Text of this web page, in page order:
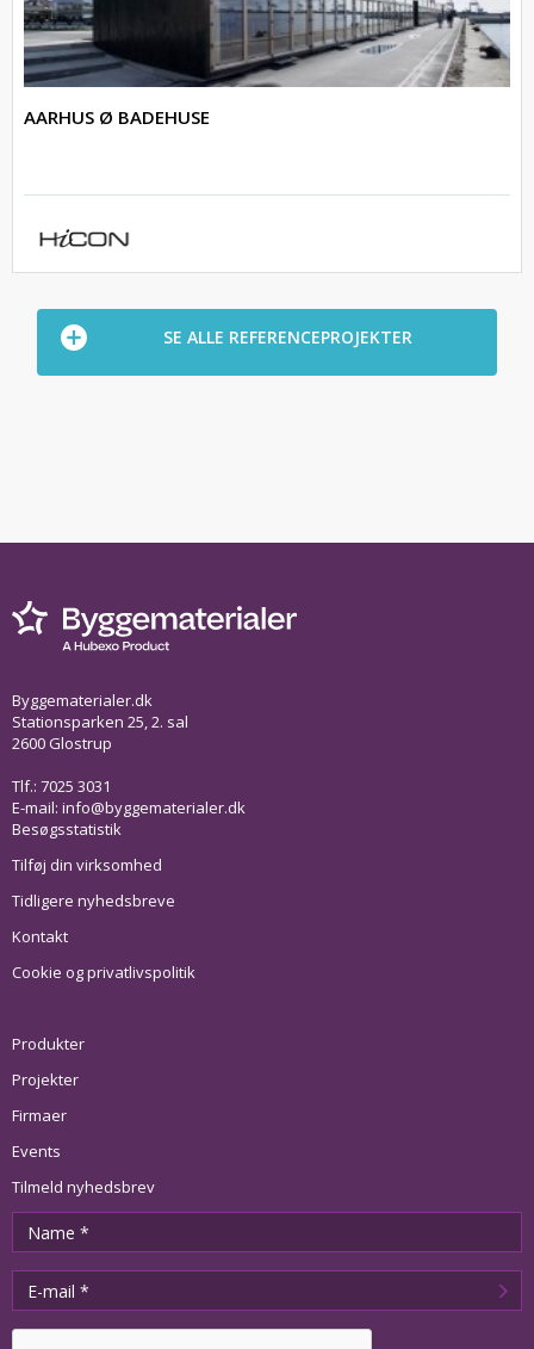
AARHUS Ø BADEHUSE
SE ALLE REFERENCEPROJEKTER
Byggematerialer.dk
Stationsparken 25, 2. sal
2600 Glostrup
Tlf.: 7025 3031
E-mail: info@byggematerialer.dk
Besøgsstatistik
Tilføj din virksomhed
Tidligere nyhedsbreve
Kontakt
Cookie og privatlivspolitik
Produkter
Projekter
Firmaer
Events
Tilmeld nyhedsbrev